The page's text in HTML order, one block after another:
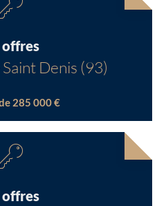
offres
Denis (93)
285 000 €
offres